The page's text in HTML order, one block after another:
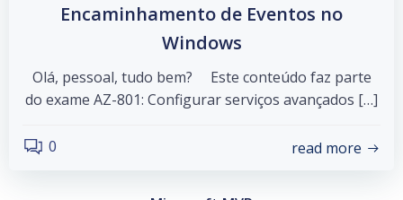
Encaminhamento de Eventos no
Windows
Olá, pessoal, tudo bem? Este conteúdo faz parte
do exame AZ-801: Configurar serviços avançados […]
0 read more